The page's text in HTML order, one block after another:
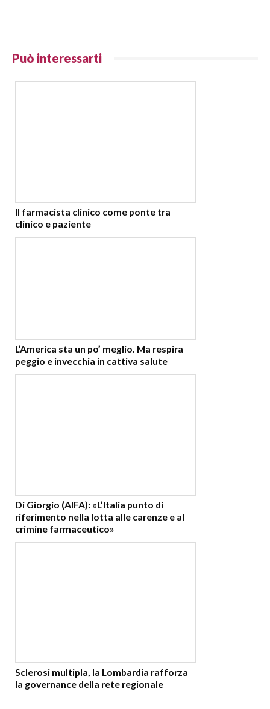
Può interessarti
Il farmacista clinico come ponte tra
clinico e paziente
L’America sta un po’ meglio. Ma respira
peggio e invecchia in cattiva salute
Di Giorgio (AIFA): «L’Italia punto di
riferimento nella lotta alle carenze e al
crimine farmaceutico»
Sclerosi multipla, la Lombardia rafforza
la governance della rete regionale